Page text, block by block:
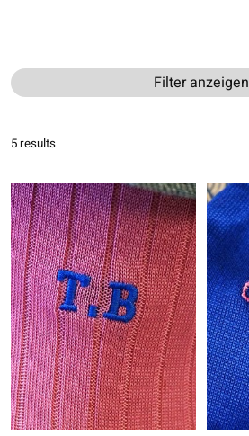
Filter anzeigen
5 results